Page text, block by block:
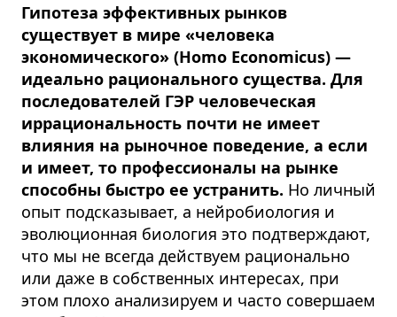
Гипотеза эффективных рынков
существует в мире «человека
экономического» (Homo Economicus) —
идеально рационального существа. Для
последователей ГЭР человеческая
иррациональность почти не имеет
влияния на рыночное поведение, а если
и имеет, то профессионалы на рынке
способны быстро ее устранить. Но личный
опыт подсказывает, а нейробиология и
эволюционная биология это подтверждают,
что мы не всегда действуем рационально
или даже в собственных интересах, при
этом плохо анализируем и часто совершаем